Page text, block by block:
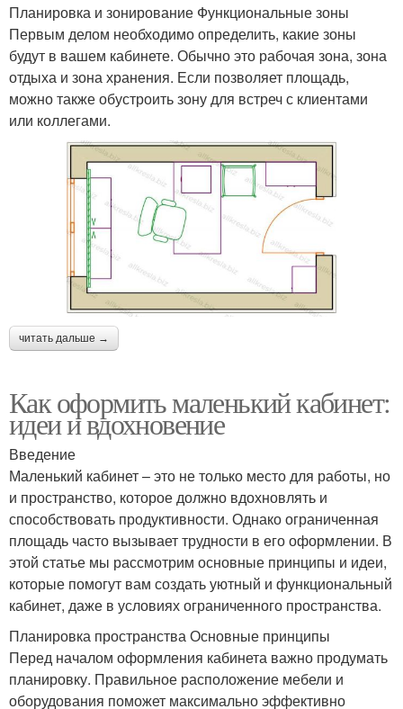
Планировка и зонирование Функциональные зоны
Первым делом необходимо определить, какие зоны
будут в вашем кабинете. Обычно это рабочая зона, зона
отдыха и зона хранения. Если позволяет площадь,
можно также обустроить зону для встреч с клиентами
или коллегами.
читать дальше →
Как оформить маленький кабинет:
идеи и вдохновение
Введение
Маленький кабинет – это не только место для работы, но
и пространство, которое должно вдохновлять и
способствовать продуктивности. Однако ограниченная
площадь часто вызывает трудности в его оформлении. В
этой статье мы рассмотрим основные принципы и идеи,
которые помогут вам создать уютный и функциональный
кабинет, даже в условиях ограниченного пространства.
Планировка пространства Основные принципы
Перед началом оформления кабинета важно продумать
планировку. Правильное расположение мебели и
оборудования поможет максимально эффективно